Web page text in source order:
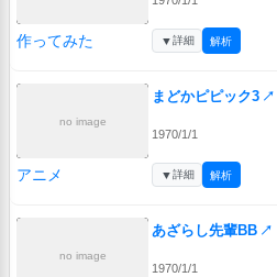
作ってみた ▼詳細 解析
no image
まどかピピック3 ↗
1970/1/1
アニメ ▼詳細 解析
no image
あざらし先輩BB ↗
1970/1/1